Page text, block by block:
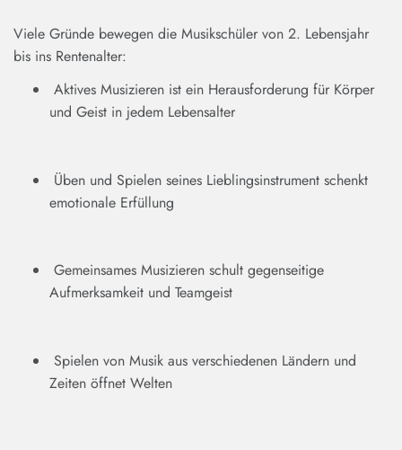
Viele Gründe bewegen die Musikschüler von 2. Lebensjahr
bis ins Rentenalter:
Aktives Musizieren ist ein Herausforderung für Körper
und Geist in jedem Lebensalter
Üben und Spielen seines Lieblingsinstrument schenkt
emotionale Erfüllung
Gemeinsames Musizieren schult gegenseitige
Aufmerksamkeit und Teamgeist
Spielen von Musik aus verschiedenen Ländern und
Zeiten öffnet Welten